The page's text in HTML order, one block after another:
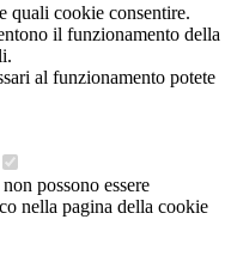
quali cookie consentire.
il funzionamento della
al funzionamento potete
possono essere
nella pagina della cookie